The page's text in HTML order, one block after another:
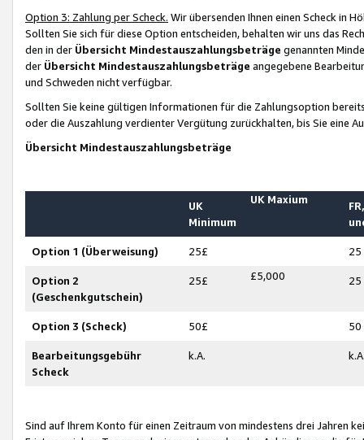
Option 3: Zahlung per Scheck. Wir übersenden Ihnen einen Scheck in
Sollten Sie sich für diese Option entscheiden, behalten wir uns das
den in der Übersicht Mindestauszahlungsbeträge genannten
der Übersicht Mindestauszahlungsbeträge angegebene
und Schweden nicht verfügbar.
Sollten Sie keine gültigen Informationen für die Zahlungsoption
oder die Auszahlung verdienter Vergütung zurückhalten, bis Sie
Übersicht Mindestauszahlungsbeträge
UK
Minimum
UK Maxium
Option 1 (Überweisung) 25£ 25
Option 2
(Geschenkgutschein)
25£ £5,000 25
Option 3 (Scheck) 50£ 50
Bearbeitungsgebühr
Scheck
k.A.
Sind auf Ihrem Konto für einen Zeitraum von mindestens drei Jahren